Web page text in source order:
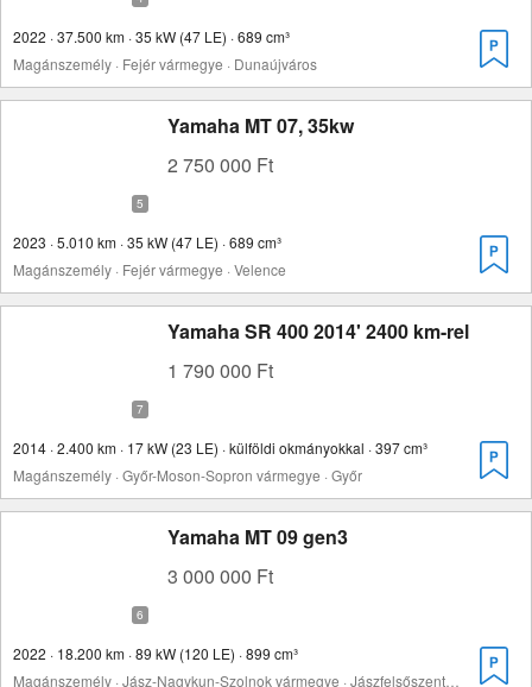
2022 · 37.500 km · 35 kW (47 LE) · 689 cm³
Magánszemély · Fejér vármegye · Dunaújváros
Yamaha MT 07, 35kw
2 750 000 Ft
2023 · 5.010 km · 35 kW (47 LE) · 689 cm³
Magánszemély · Fejér vármegye · Velence
Yamaha SR 400 2014' 2400 km-rel
1 790 000 Ft
2014 · 2.400 km · 17 kW (23 LE) · külföldi okmányokkal · 397 cm³
Magánszemély · Győr-Moson-Sopron vármegye · Győr
Yamaha MT 09 gen3
3 000 000 Ft
2022 · 18.200 km · 89 kW (120 LE) · 899 cm³